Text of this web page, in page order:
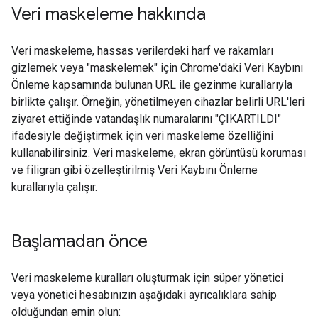
Veri maskeleme hakkında
Veri maskeleme, hassas verilerdeki harf ve rakamları
gizlemek veya "maskelemek" için Chrome'daki Veri Kaybını
Önleme kapsamında bulunan URL ile gezinme kurallarıyla
birlikte çalışır. Örneğin, yönetilmeyen cihazlar belirli URL'leri
ziyaret ettiğinde vatandaşlık numaralarını "ÇIKARTILDI"
ifadesiyle değiştirmek için veri maskeleme özelliğini
kullanabilirsiniz. Veri maskeleme, ekran görüntüsü koruması
ve filigran gibi özelleştirilmiş Veri Kaybını Önleme
kurallarıyla çalışır.
Başlamadan önce
Veri maskeleme kuralları oluşturmak için süper yönetici
veya yönetici hesabınızın aşağıdaki ayrıcalıklara sahip
olduğundan emin olun: